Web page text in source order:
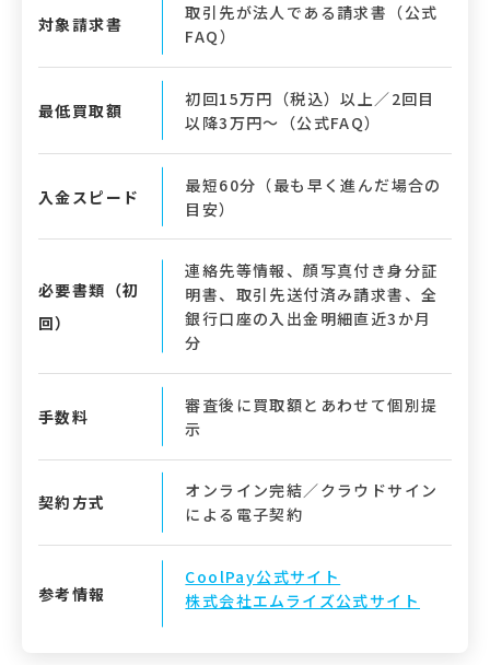
対象請求書
取引先が法人である請求書（公式
FAQ）
最低買取額
初回15万円（税込）以上／2回目
以降3万円〜（公式FAQ）
入金スピード
最短60分（最も早く進んだ場合の
目安）
必要書類（初
回）
連絡先等情報、顔写真付き身分証
明書、取引先送付済み請求書、全
銀行口座の入出金明細直近3か月
分
手数料
審査後に買取額とあわせて個別提
示
契約方式
オンライン完結／クラウドサイン
による電子契約
参考情報
CoolPay公式サイト
株式会社エムライズ公式サイト